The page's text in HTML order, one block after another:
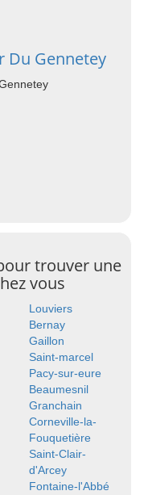
Du Gennetey
trouver une
vous
Louviers
Bernay
Gaillon
Saint-marcel
Pacy-sur-eure
Beaumesnil
Granchain
Corneville-la-
Fouquetière
Saint-Clair-
d'Arcey
Fontaine-l'Abbé